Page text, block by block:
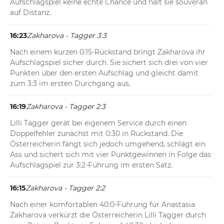
Aufschlagspiel keine echte Chance und hält sie souverän
auf Distanz.
16:23Zakharova - Tagger 3:3
Nach einem kurzen 0:15-Rückstand bringt Zakharova ihr
Aufschlagspiel sicher durch. Sie sichert sich drei von vier
Punkten über den ersten Aufschlag und gleicht damit
zum 3:3 im ersten Durchgang aus.
16:19Zakharova - Tagger 2:3
Lilli Tagger gerät bei eigenem Service durch einen
Doppelfehler zunächst mit 0:30 in Rückstand. Die
Österreicherin fängt sich jedoch umgehend, schlägt ein
Ass und sichert sich mit vier Punktgewinnen in Folge das
Aufschlagspiel zur 3:2-Führung im ersten Satz.
16:15Zakharova - Tagger 2:2
Nach einer komfortablen 40:0-Führung für Anastasia
Zakharova verkürzt die Österreicherin Lilli Tagger durch